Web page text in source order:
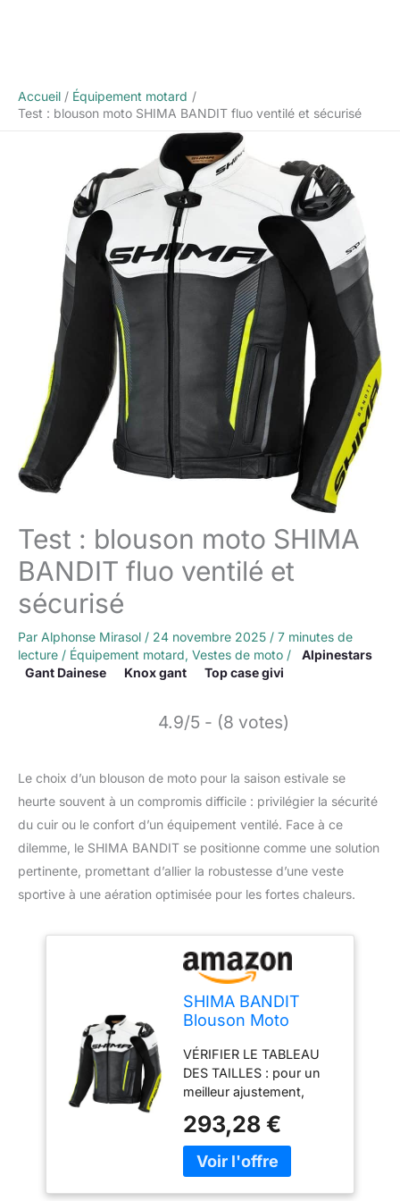
Accueil
Équipement motard
Test : blouson moto SHIMA BANDIT fluo ventilé et sécurisé
Test : blouson moto SHIMA
BANDIT fluo ventilé et
sécurisé
Par Alphonse Mirasol / 24 novembre 2025 / 7 minutes de
lecture / Équipement motard, Vestes de moto /
Alpinestars
Gant Dainese
Knox gant Top case givi
4.9/5 - (8 votes)
Le choix d’un blouson de moto pour la saison estivale se
heurte souvent à un compromis difficile : privilégier la sécurité
du cuir ou le confort d’un équipement ventilé. Face à ce
dilemme, le SHIMA BANDIT se positionne comme une solution
pertinente, promettant d’allier la robustesse d’une veste
sportive à une aération optimisée pour les fortes chaleurs.
SHIMA BANDIT
Blouson Moto
Sport Moto en cuir
d'été ventilé avec
curseurs de
l’épaule,
protections CE du
dos, des épaules et
des coudes,
doubles coutures
VÉRIFIER LE TABLEAU
DES TAILLES : pour un
meilleur ajustement,
si vous mesurez entre
les tailles, nous vous
suggérons de
293,28 €